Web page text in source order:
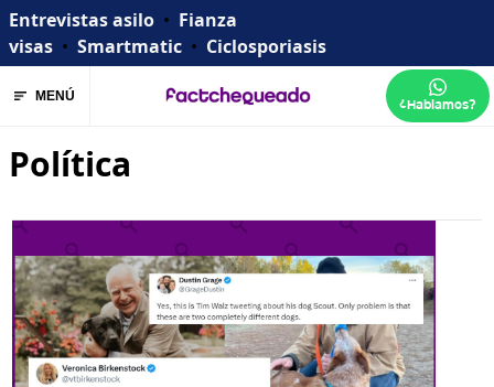
Entrevistas asilo • Fianza
visas • Smartmatic • Ciclosporiasis
MENÚ ¿Hablamos?
Política